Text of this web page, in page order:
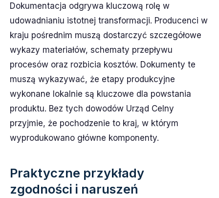
Dokumentacja odgrywa kluczową rolę w
udowadnianiu istotnej transformacji. Producenci w
kraju pośrednim muszą dostarczyć szczegółowe
wykazy materiałów, schematy przepływu
procesów oraz rozbicia kosztów. Dokumenty te
muszą wykazywać, że etapy produkcyjne
wykonane lokalnie są kluczowe dla powstania
produktu. Bez tych dowodów Urząd Celny
przyjmie, że pochodzenie to kraj, w którym
wyprodukowano główne komponenty.
Praktyczne przykłady
zgodności i naruszeń